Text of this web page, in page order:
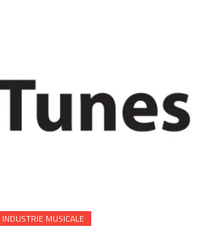
INDUSTRIE MUSICALE